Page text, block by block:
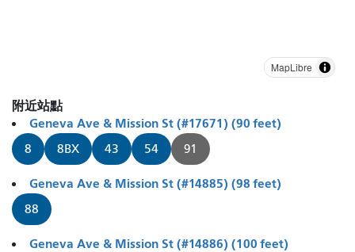
MapLibre
附近站點
Geneva Ave & Mission St (#17671) (90 feet)
8 8BX 43 54 91
Geneva Ave & Mission St (#14885) (98 feet)
88
Geneva Ave & Mission St (#14886) (100 feet)